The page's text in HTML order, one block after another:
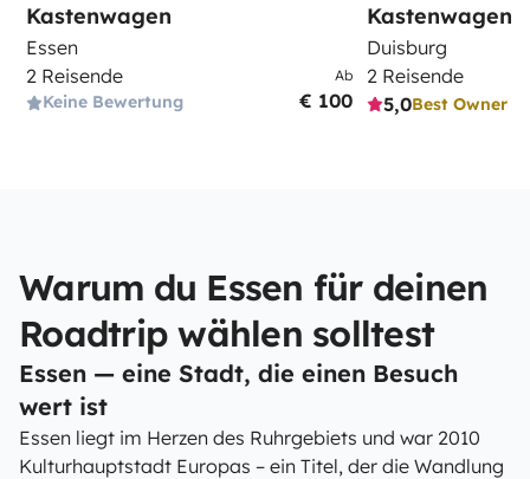
Kastenwagen
Essen
2 Reisende
Keine Bewertung
Ab
€ 100
Kastenwagen
Duisburg
2 Reisende
5,0Best Owner
Warum du Essen für deinen
Roadtrip wählen solltest
Essen — eine Stadt, die einen Besuch
wert ist
Essen liegt im Herzen des Ruhrgebiets und war 2010
Kulturhauptstadt Europas – ein Titel, der die Wandlung